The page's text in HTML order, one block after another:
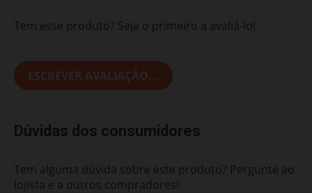
Tem esse produto? Seja o primeiro a avaliá-lo!
ESCREVER AVALIAÇÃO...
Dúvidas dos consumidores
Tem alguma dúvida sobre este produto? Pergunte ao
lojista e a outros compradores!